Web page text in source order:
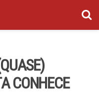
CONHECE